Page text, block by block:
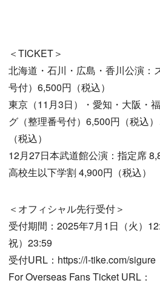
＜TICKET＞
北海道・石川・広島・香川公演：
号付）6,500円（税込）
東京（11月3日）・愛知・大阪・
グ（整理番号付）6,500円（税込
（税込）
12月27日本武道館公演：指定席
高校生以下学割 4,900円（税込）
＜オフィシャル先行受付＞
受付期間：2025年7月1日（火）
祝）23:59
受付URL：https://l-tike.com/sigure
For Overseas Fans Ticket URL：